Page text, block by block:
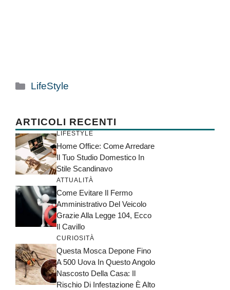
Categorie
LifeStyle
ARTICOLI RECENTI
LIFESTYLE
Home Office: Come Arredare
Il Tuo Studio Domestico In
Stile Scandinavo
ATTUALITÀ
Come Evitare Il Fermo
Amministrativo Del Veicolo
Grazie Alla Legge 104, Ecco
Il Cavillo
CURIOSITÀ
Questa Mosca Depone Fino
A 500 Uova In Questo Angolo
Nascosto Della Casa: Il
Rischio Di Infestazione È Alto